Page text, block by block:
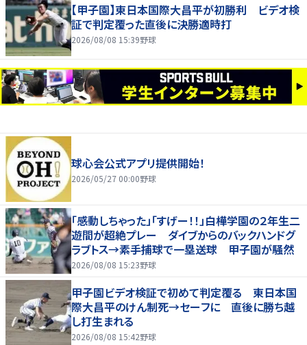
【甲子園】東日本国際大昌平が初勝利 ビデオ検
証で判定覆った直後に決勝適時打
2026/08/08 15:39野球
球心会公式アプリ提供開始！
2026/05/27 00:00野球
「感動しちゃった」「すげー！！」白樺学園の２年生二
遊間が超絶プレー ダイブからのバックハンドグ
ラブトス→素手捕球で一塁送球 甲子園が騒然
2026/08/08 15:23野球
甲子園ビデオ検証で初めて判定覆る 東日本国
際大昌平のけん制死→セーフに 直後に勝ち越
し打生まれる
2026/08/08 15:42野球